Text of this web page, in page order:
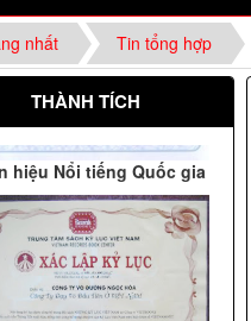
nhất Tin tổng hợp
THÀNH TÍCH
hiệu Nổi tiếng Quốc gia